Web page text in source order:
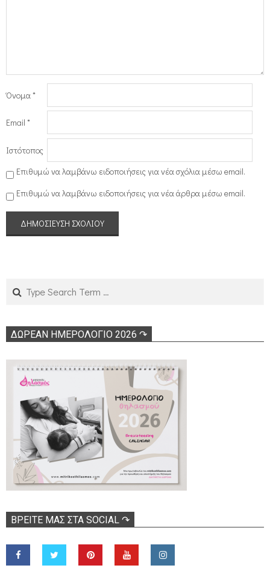
Όνομα *
Email *
Ιστότοπος
Επιθυμώ να λαμβάνω ειδοποιήσεις για νέα σχόλια μέσω email.
Επιθυμώ να λαμβάνω ειδοποιήσεις για νέα άρθρα μέσω email.
ΔΩΡΕΑΝ ΗΜΕΡΟΛΟΓΙΟ 2026 ↷
ΒΡΕΊΤΕ ΜΑΣ ΣΤΑ SOCIAL ↷